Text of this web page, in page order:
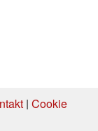
| Cookie